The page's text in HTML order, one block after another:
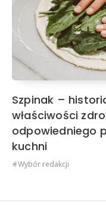
Szpinak –
właściwości
odpowiedniego
kuchni
Wybór redakcji